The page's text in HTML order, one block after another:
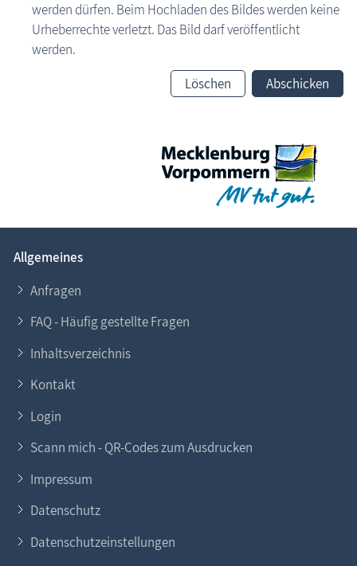
werden dürfen. Beim Hochladen des Bildes werden keine
Urheberrechte verletzt. Das Bild darf veröffentlicht
werden.
Löschen
Abschicken
Allgemeines
Anfragen
FAQ - Häufig gestellte Fragen
Inhaltsverzeichnis
Kontakt
Login
Scann mich - QR-Codes zum Ausdrucken
Impressum
Datenschutz
Datenschutzeinstellungen